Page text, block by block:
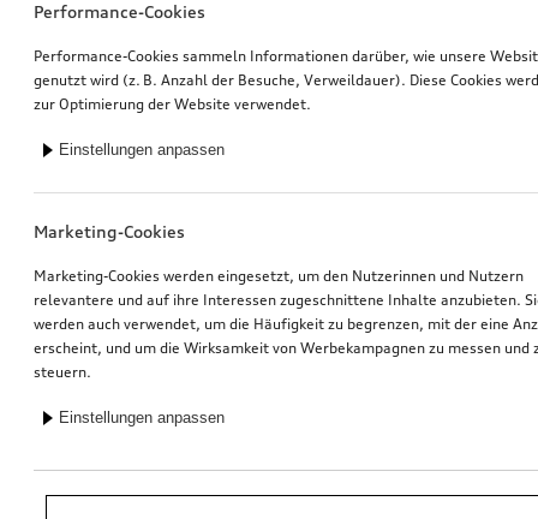
*Unverbindliche Preisempfehlung der Importeurin AMAG Import AG. Inkl.
gesetzlicher MwSt. Preise beim Audi Partner können abweichen; weitere
Performance-Cookies
Performance-Cookies sammeln Informationen darüber, wie unsere
genutzt wird (z. B. Anzahl der Besuche, Verweildauer). Diese Cookies
zur Optimierung der Website verwendet.
Einstellungen anpassen
Marketing-Cookies
Marketing-Cookies werden eingesetzt, um den Nutzerinnen und Nutzern
relevantere und auf ihre Interessen zugeschnittene Inhalte anzubieten.
werden auch verwendet, um die Häufigkeit zu begrenzen, mit der eine
erscheint, und um die Wirksamkeit von Werbekampagnen zu messen und
steuern.
Einstellungen anpassen